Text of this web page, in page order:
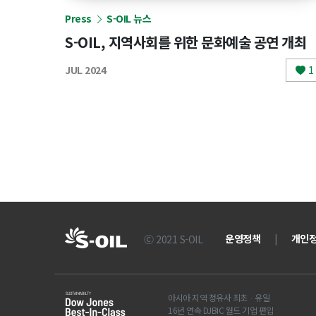
Press S-OIL 뉴스
S-OIL, 지역사회를 위한 문화예술 공연 개최
JUL 2024 1
Ⓒ 2021 S-OIL 운영정책 | 개인
아시아 지역 정유사 최초ᆞ유일
16년 연속 DJBIC 월드 기업 편입